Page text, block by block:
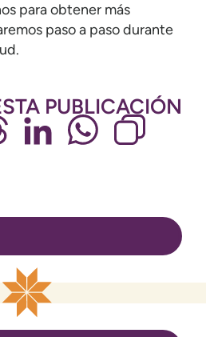
para obtener más
paso a paso durante
PUBLICACIÓN